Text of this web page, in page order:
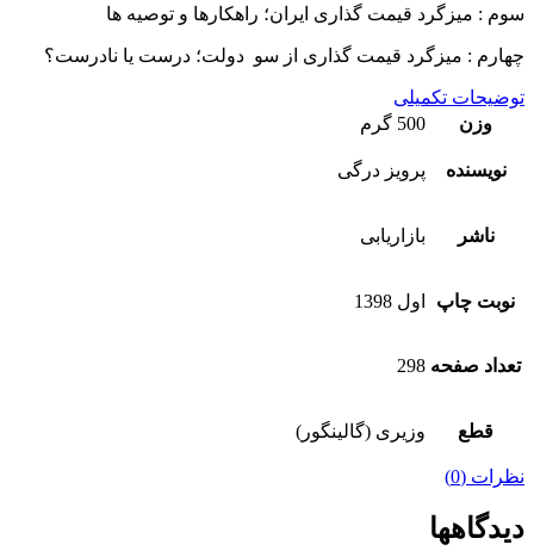
سوم : میزگرد قیمت گذاری ایران؛ راهکارها و توصیه ها
چهارم : میزگرد قیمت گذاری از سو دولت؛ درست یا نادرست؟
توضیحات تکمیلی
وزن
500 گرم
نویسنده پرویز درگی
ناشر بازاریابی
نوبت چاپ اول 1398
تعداد صفحه 298
قطع وزیری (گالینگور)
نظرات (0)
دیدگاهها